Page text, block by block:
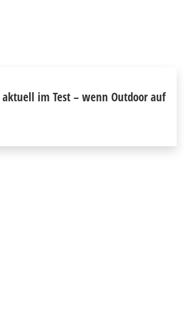
aktuell im Test – wenn Outdoor auf